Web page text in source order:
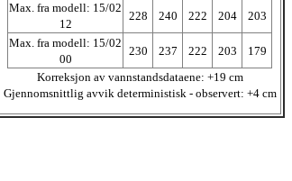
Max. fra modell: 15/02
12
228 240 222 204
203
Max. fra modell: 15/02
00
230 237 222 203
179
Korreksjon av vannstandsdataene: +19 cm
Gjennomsnittlig avvik deterministisk - observert: +4 cm